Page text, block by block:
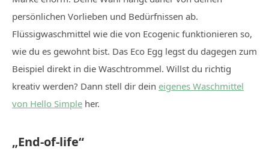
persönlichen Vorlieben und Bedürfnissen ab.
Flüssigwaschmittel wie die von Ecogenic funktionieren so,
wie du es gewohnt bist. Das Eco Egg legst du dagegen zum
Beispiel direkt in die Waschtrommel. Willst du richtig
kreativ werden? Dann stell dir dein eigenes Waschmittel
von Hello Simple her.
„End-of-life“